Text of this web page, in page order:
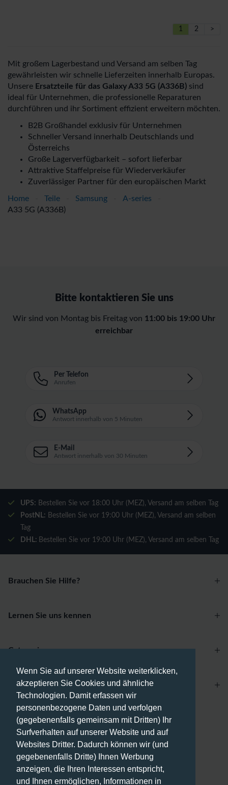
Wenn Sie auf unserer Website weiterklicken,
akzeptieren Sie Cookies und ähnliche
Technologien. Damit erfassen wir
personenbezogene Daten und verfolgen
(gegebenenfalls gemeinsam mit Dritten) Ihr
Surfverhalten auf unserer Website und auf
Websites Dritter. Dadurch können wir (und
gegebenenfalls Dritte) Ihnen Werbung
anzeigen, die Ihren Interessen entspricht,
und Ihnen ermöglichen, Informationen in
1 2 >
Mit großem Lagerbestand und Versand am selben Tag
gewährleisten wir schnelle Lieferzeiten innerhalb Europas.
Unsere Ersatzteile für das Galaxy A33 5G (A336B) sind
ideal für Unternehmen, die professionelle Reparaturen
durchführen und ihr Sortiment effizient erweitern möchten.
B2B Großhandel exklusiv für Unternehmen
Schneller Versand innerhalb Deutschlands und
Österreichs
Große Lagerverfügbarkeit – sofort lieferbar
Attraktive Staffelpreise für Wiederverkäufer
Zuverlässiger Partner für den europäischen Markt
Home Teile Samsung A-series
A33 5G (A336B)
Bitte kontaktieren Sie uns
Wir sind von Montag bis Freitag von 11:00 bis 19:00 Uhr
erreichbar
Per Telefon
Anrufen
WhatsApp
Antwort innerhalb von 5 Minuten
E-Mail
Antwort innerhalb von 30 Minuten
UPS: Bestellen Sie vor 18:00 Uhr (MEZ), Versand am selben Tag
PostNL: Bestellen Sie vor 19:00 Uhr (MEZ), Versand am selben
Tag
DHL: Bestellen Sie vor 19:00 Uhr (MEZ), Versand am selben Tag
Brauchen Sie Hilfe?
Lernen Sie uns kennen
Zahlungsmethoden
Versandmethoden
Categories
Account